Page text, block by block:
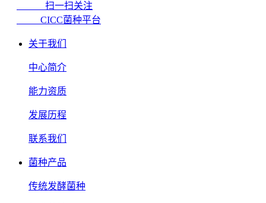
扫一扫关注
CICC菌种平台
关于我们
中心简介
能力资质
发展历程
联系我们
菌种产品
传统发酵菌种